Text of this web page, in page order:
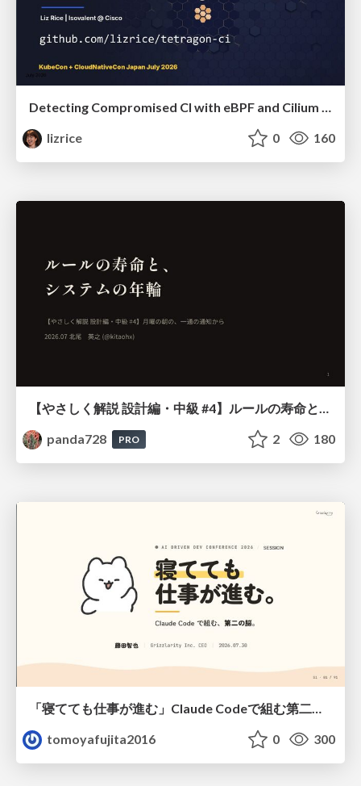
Detecting Compromised CI with eBPF and Cilium Tetragon
lizrice
0 160
panda728
PRO 2 180
「寝てても仕事が進む」Claude Codeで組む第二の脳
tomoyafujita2016
0 300